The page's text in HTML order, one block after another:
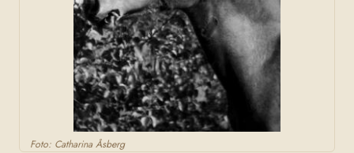
Foto: Catharina Åsberg